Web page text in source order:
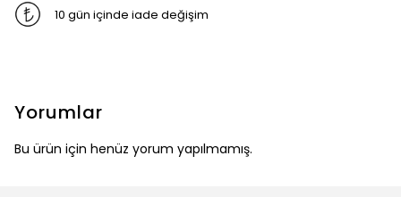
10 gün içinde iade değişim
Yorumlar
Bu ürün için henüz yorum yapılmamış.